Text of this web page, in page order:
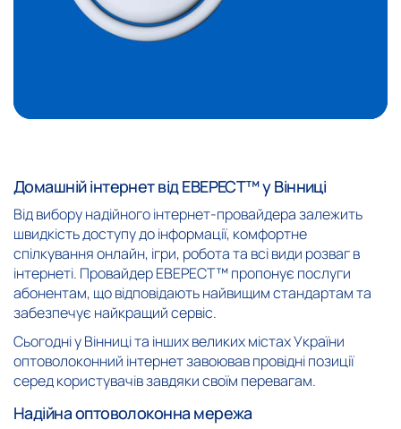
Домашній інтернет від ЕВЕРЕСТ™ у Вінниці
Від вибору надійного інтернет-провайдера залежить
швидкість доступу до інформації, комфортне
спілкування онлайн, ігри, робота та всі види розваг в
інтернеті. Провайдер ЕВЕРЕСТ™ пропонує послуги
абонентам, що відповідають найвищим стандартам та
забезпечує найкращий сервіс.
Сьогодні у Вінниці та інших великих містах України
оптоволоконний інтернет завоював провідні позиції
серед користувачів завдяки своїм перевагам.
Надійна оптоволоконна мережа